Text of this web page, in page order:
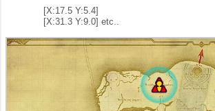
[X:17.5 Y:5.4]
[X:31.3 Y:9.0] etc..